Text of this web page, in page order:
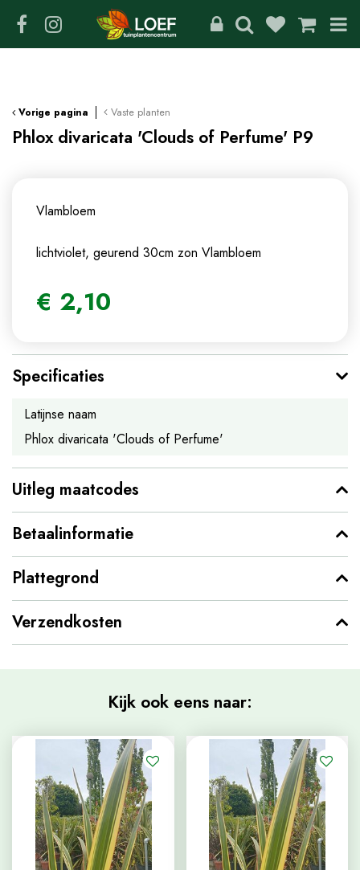
Vorige pagina Vaste planten
Phlox divaricata 'Clouds of Perfume' P9
Vlambloem
lichtviolet, geurend 30cm zon Vlambloem
€ 2,10
Specificaties
Latijnse naam
Phlox divaricata 'Clouds of Perfume'
Uitleg maatcodes
Betaalinformatie
Plattegrond
Verzendkosten
Kijk ook eens naar: